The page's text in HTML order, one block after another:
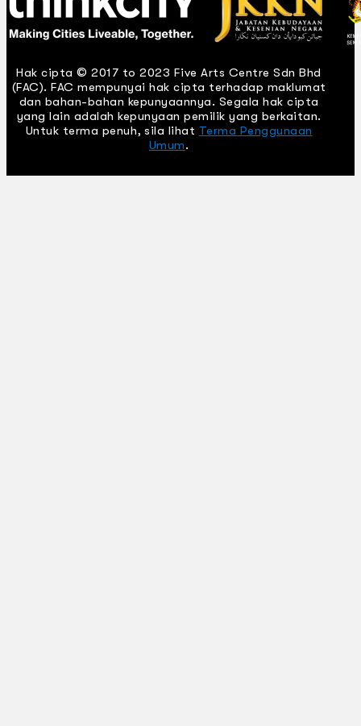
Hak cipta © 2017 to 2023 Five Arts Centre Sdn Bhd
(FAC). FAC mempunyai hak cipta terhadap maklumat
dan bahan-bahan kepunyaannya. Segala hak cipta
yang lain adalah kepunyaan pemilik yang berkaitan.
Untuk terma penuh, sila lihat Terma Penggunaan
Umum.